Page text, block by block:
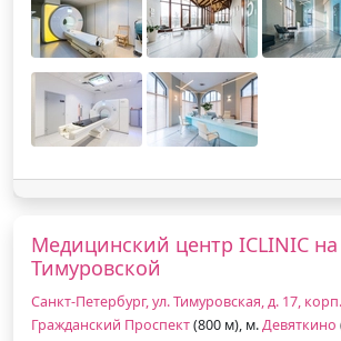
Медицинский центр ICLINIC на
Тимуровской
Санкт-Петербург, ул. Тимуровская, д. 17,
Гражданский Проспект(800 м), м.Девяткино